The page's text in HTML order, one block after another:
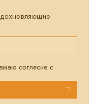
согласие с